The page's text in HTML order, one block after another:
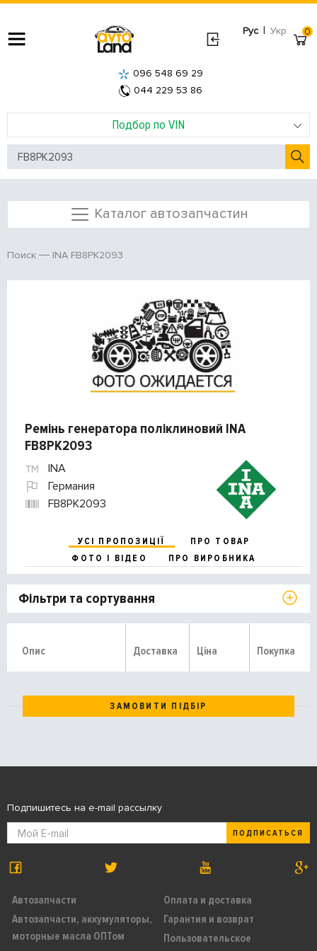
Рус | Укр
Подбор по VIN
096 548 69 29
044 229 53 86
0
Каталог автозапчастин
Поиск INA FB8PK2093
Ремінь генератора поліклиновий INA
FB8PK2093
INA
Германия
FB8PK2093
УСІ ПРОПОЗИЦІЇ
ПРО ТОВАР
ФОТО І ВІДЕО
ПРО ВИРОБНИКА
Фільтри та сортування
Опис Доставка Ціна Покупка
ЗАМОВИТИ ПІДБІР
Автозапчасти
Автозапчасти, аккумуляторы,
моторные масла ОПТом
Оплата и доставка
Гарантия и возврат
Пользовательское
Подпишитесь на e-mail рассылку
ПОДПИСАТЬСЯ